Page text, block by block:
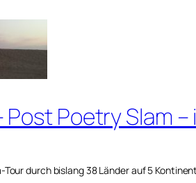
Post Poetry Slam
durch bislang 38 Länder auf 5